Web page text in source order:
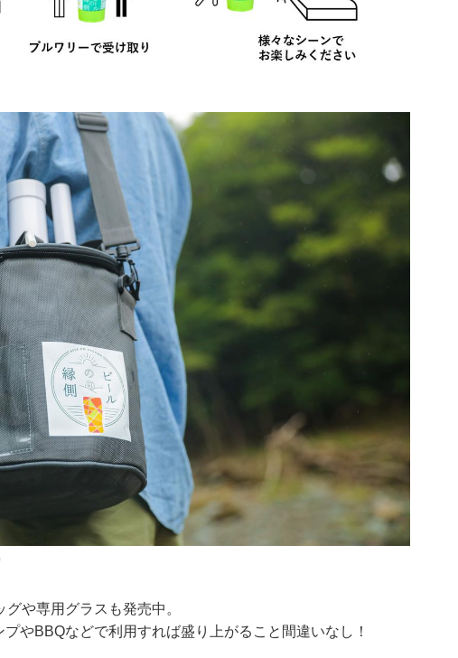
や専用グラスも発売中。
やBBQなどで利用すれば盛り上がること間違いなし！